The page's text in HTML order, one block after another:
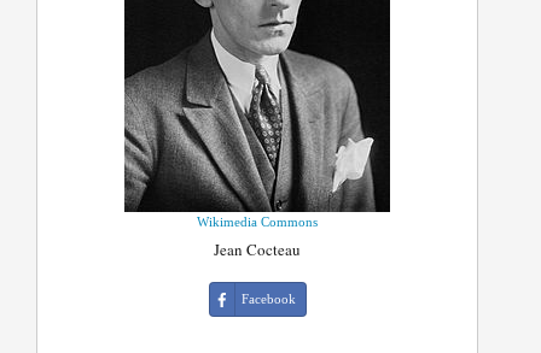
Wikimedia Commons
Jean Cocteau
Facebook